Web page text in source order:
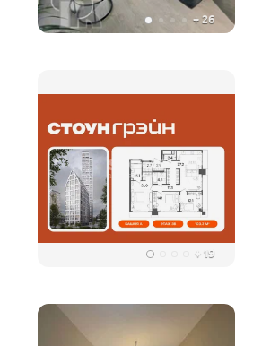
+ 26
+ 19